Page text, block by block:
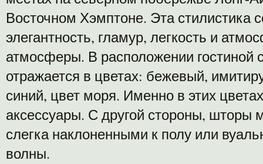
Восточном Хэмптоне. Эта стилистика
элегантность, гламур, легкость и
атмосферы. В расположении гостиной
отражается в цветах: бежевый,
синий, цвет моря. Именно в этих
аксессуары. С другой стороны,
слегка наклоненными к полу или
волны.